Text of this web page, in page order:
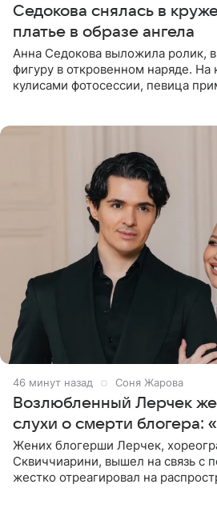
Седокова снялась в
платье в образе ангела
Анна Седокова выложила ролик,
фигуру в откровенном наряде. На
кулисами фотосессии, певица
46 минут назад Соня Жарова
Возлюбленный Лерчек
слухи о смерти блогера:
Жених блогерши Лерчек,
Сквиччиарини, вышел на связь с
жестко отреагировал на